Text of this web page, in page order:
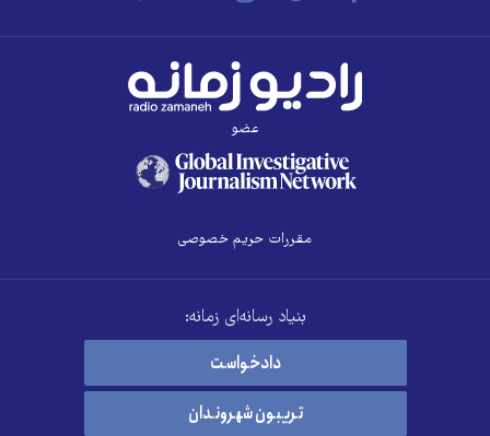
عضو
مقررات حریم خصوصی
بنیاد رسانه‌ای زمانه:
دادخواست
تریبون شهروندان